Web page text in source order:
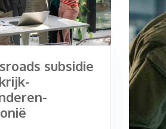
subsidie